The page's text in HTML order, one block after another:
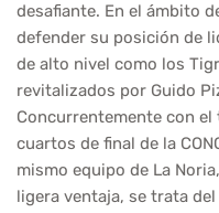
desafiante. En el ámbito
defender su posición de
de alto nivel como los
revitalizados por Guido
Concurrentemente con
cuartos de final de la
mismo equipo de La
ligera ventaja, se trata